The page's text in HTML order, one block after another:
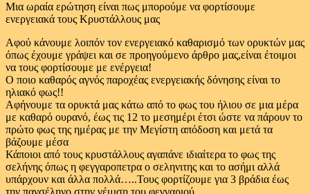
Μια ωραία ερώτηση είναι πως μπορούμε να φορτίσουμε
ενεργειακά τους Κρυστάλλους μας
Αφού κάνουμε λοιπόν τον ενεργειακό καθαρισμό των ορυκτών μας
όπως έχουμε γράψει και σε προηγούμενο άρθρο μας,είναι έτοιμοι
να τους φορτίσουμε με ενέργεια!
Ο ποιο καθαρός αγνός παροχέας ενεργειακής δόνησης είναι το
ηλιακό φως!!
Αφήνουμε τα ορυκτά μας κάτω από το φως του ήλιου σε μια μέρα
με καθαρό ουρανό, έως τις 12 το μεσημέρι έτσι ώστε να πάρουν το
πρώτο φως της ημέρας με την Μεγίστη απόδοση και μετά τα
βάζουμε μέσα
Κάποιοι από τους κρυστάλλους αγαπάνε ιδιαίτερα το φως της
σελήνης όπως η φεγγαροπετρα ο σεληνιτης και το ασήμι αλλά
υπάρχουν και άλλα πολλά…..Τους φορτίζουμε για 3 βράδια έως
την πανσέληνο στην γέμιση του φεγγαριού